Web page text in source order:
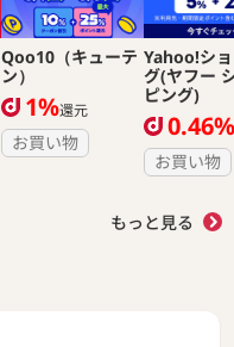
Qoo10（キューテ
ン）
1%還元
お買い物
Yahoo!シ
グ(ヤフー
ピング)
0.46%
お買い物
もっと見る